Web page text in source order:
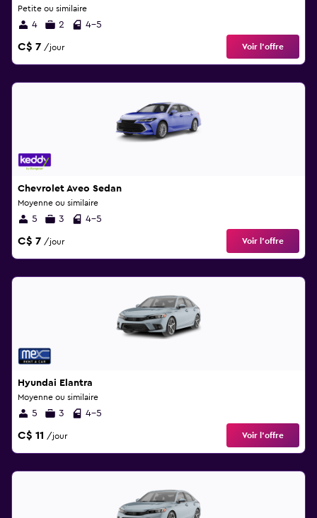
Petite ou similaire
4 2 4-5
C$ 7 /jour Voir l’offre
Chevrolet Aveo Sedan
Moyenne ou similaire
5 3 4-5
C$ 7 /jour Voir l’offre
Hyundai Elantra
Moyenne ou similaire
5 3 4-5
C$ 11 /jour Voir l’offre